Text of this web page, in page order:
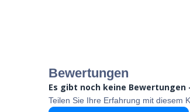
Bewertungen
Es gibt noch keine
Teilen Sie Ihre Erfahrung mit diesem